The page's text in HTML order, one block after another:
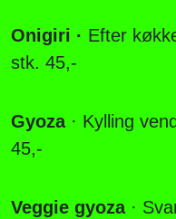
Onigiri · Efter
stk. 45,-
Gyoza · Kylling
45,-
Veggie gyoza·